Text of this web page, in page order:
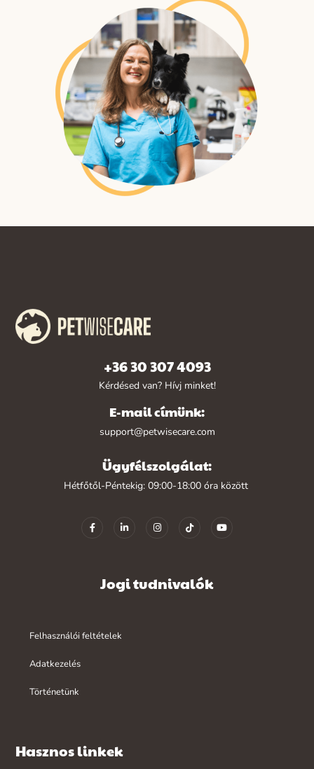
+36 30 307 4093
Kérdésed van? Hívj minket!
E-mail címünk:
support@petwisecare.com
Ügyfélszolgálat:
Hétfőtől-Péntekig: 09:00-18:00 óra között
Jogi tudnivalók
Felhasználói feltételek
Adatkezelés
Történetünk
Hasznos linkek